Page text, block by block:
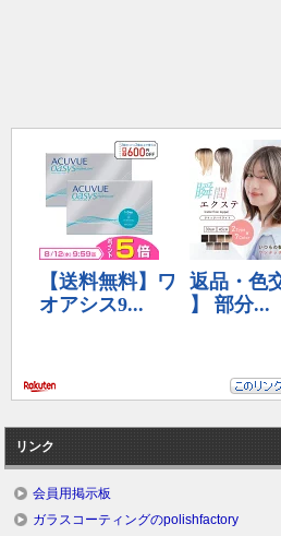
リンク
会員用掲示板
ガラスコーティングのpolishfactory